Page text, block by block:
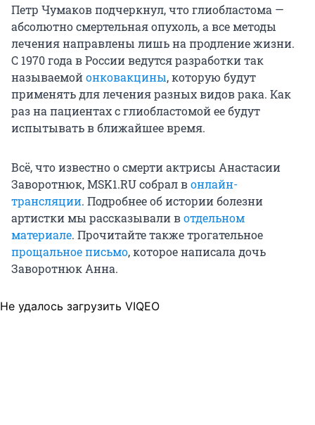
Петр Чумаков подчеркнул, что глиобластома —
абсолютно смертельная опухоль, а все методы
лечения направлены лишь на продление жизни.
С 1970 года в России ведутся разработки так
называемойонковакцины, которую будут
применять для лечения разных видов рака. Как
раз на пациентах с глиобластомой ее будут
испытывать в ближайшее время.
Всё, что известно о смерти актрисы Анастасии
Заворотнюк, MSK1.RU собрал вонлайн-
трансляции. Подробнее об истории болезни
артистки мы рассказывали вотдельном
материале. Прочитайте также трогательное
прощальное письмо, которое написала дочь
Заворотнюк Анна.
Не удалось загрузить VIQEO